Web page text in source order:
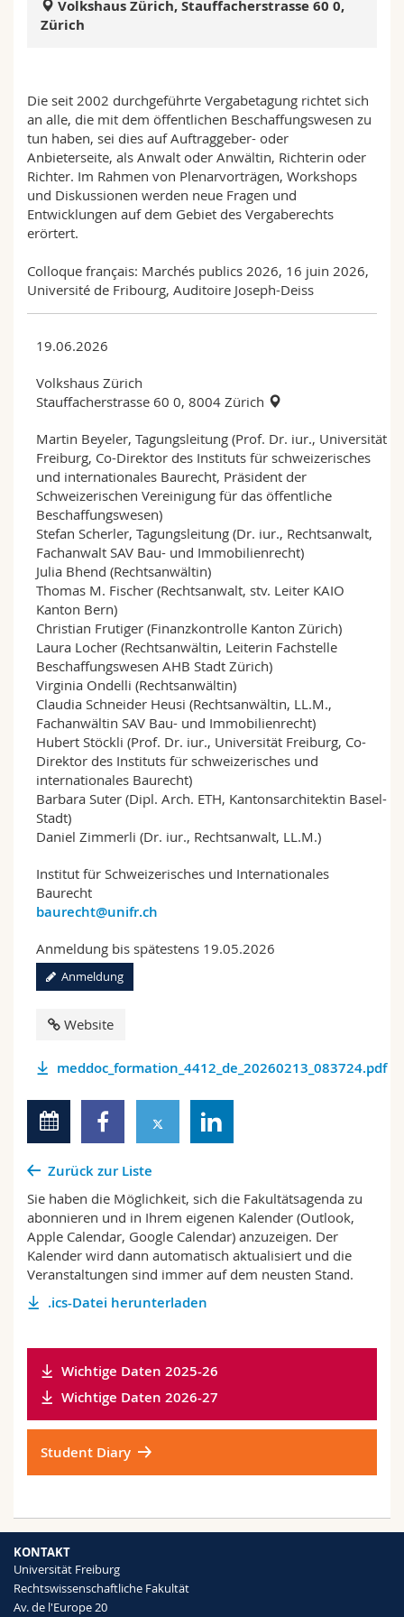
Math.-Nat. und Med. Fak.
Mitarbeitende
Webmail
MyUnifr
Volkshaus Zürich, Stauffacherstrasse 60 0,
Zürich
Die seit 2002 durchgeführte Vergabetagung richtet sich
an alle, die mit dem öffentlichen Beschaffungswesen zu
tun haben, sei dies auf Auftraggeber- oder
Anbieterseite, als Anwalt oder Anwältin, Richterin oder
Richter. Im Rahmen von Plenarvorträgen, Workshops
und Diskussionen werden neue Fragen und
Entwicklungen auf dem Gebiet des Vergaberechts
erörtert.
Colloque français: Marchés publics 2026, 16 juin 2026,
Université de Fribourg, Auditoire Joseph-Deiss
19.06.2026
Volkshaus Zürich
Stauffacherstrasse 60 0, 8004 Zürich
Martin Beyeler, Tagungsleitung (Prof. Dr. iur., Universität
Freiburg, Co-Direktor des Instituts für schweizerisches
und internationales Baurecht, Präsident der
Schweizerischen Vereinigung für das öffentliche
Beschaffungswesen)
Stefan Scherler, Tagungsleitung (Dr. iur., Rechtsanwalt,
Fachanwalt SAV Bau- und Immobilienrecht)
Julia Bhend (Rechtsanwältin)
Thomas M. Fischer (Rechtsanwalt, stv. Leiter KAIO
Kanton Bern)
Christian Frutiger (Finanzkontrolle Kanton Zürich)
Laura Locher (Rechtsanwältin, Leiterin Fachstelle
Beschaffungswesen AHB Stadt Zürich)
Virginia Ondelli (Rechtsanwältin)
Claudia Schneider Heusi (Rechtsanwältin, LL.M.,
Fachanwältin SAV Bau- und Immobilienrecht)
Hubert Stöckli (Prof. Dr. iur., Universität Freiburg, Co-
Direktor des Instituts für schweizerisches und
internationales Baurecht)
Barbara Suter (Dipl. Arch. ETH, Kantonsarchitektin Basel-
Stadt)
Daniel Zimmerli (Dr. iur., Rechtsanwalt, LL.M.)
Institut für Schweizerisches und Internationales
Baurecht
baurecht@unifr.ch
Anmeldung bis spätestens 19.05.2026
Anmeldung
Website
meddoc_formation_4412_de_20260213_083724.pdf
Zurück zur Liste
Sie haben die Möglichkeit, sich die Fakultätsagenda zu
abonnieren und in Ihrem eigenen Kalender (Outlook,
Apple Calendar, Google Calendar) anzuzeigen. Der
Kalender wird dann automatisch aktualisiert und die
Veranstaltungen sind immer auf dem neusten Stand.
.ics-Datei herunterladen
Wichtige Daten 2025-26
Wichtige Daten 2026-27
Student Diary
KONTAKT
Universität Freiburg
Rechtswissenschaftliche Fakultät
Av. de l'Europe 20